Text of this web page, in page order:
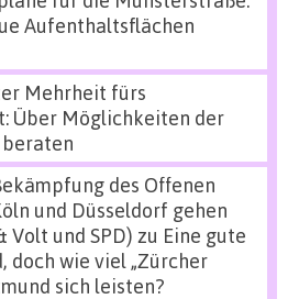
Aufenthaltsflächen
Mehrheit fürs
Über Möglichkeiten der
des Offenen
und Düsseldorf gehen
Volt und SPD) zu Eine gute
doch wie viel „Zürcher
sich leisten?